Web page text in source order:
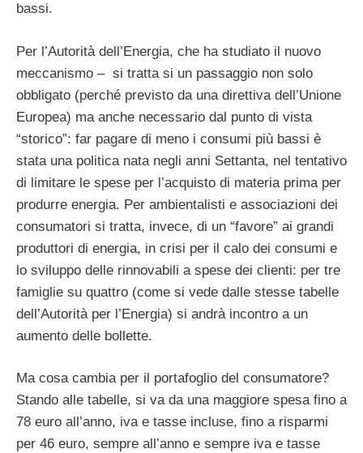
bassi.
Per l’Autorità dell’Energia, che ha studiato il nuovo
meccanismo – si tratta si un passaggio non solo
obbligato (perché previsto da una direttiva dell’Unione
Europea) ma anche necessario dal punto di vista
“storico”: far pagare di meno i consumi più bassi è
stata una politica nata negli anni Settanta, nel tentativo
di limitare le spese per l’acquisto di materia prima per
produrre energia. Per ambientalisti e associazioni dei
consumatori si tratta, invece, di un “favore” ai grandi
produttori di energia, in crisi per il calo dei consumi e
lo sviluppo delle rinnovabili a spese dei clienti: per tre
famiglie su quattro (come si vede dalle stesse tabelle
dell’Autorità per l’Energia) si andrà incontro a un
aumento delle bollette.
Ma cosa cambia per il portafoglio del consumatore?
Stando alle tabelle, si va da una maggiore spesa fino a
78 euro all’anno, iva e tasse incluse, fino a risparmi
per 46 euro, sempre all’anno e sempre iva e tasse